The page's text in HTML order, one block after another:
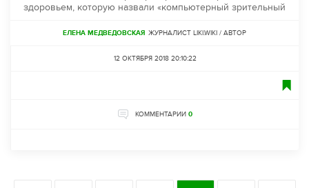
здоровьем, которую назвали «компьютерный зрительный
ЕЛЕНА МЕДВЕДОВСКАЯ ЖУРНАЛИСТ LIKI.WIKI / АВТОР
12 ОКТЯБРЯ 2018 20:10:22
КОММЕНТАРИИ 0